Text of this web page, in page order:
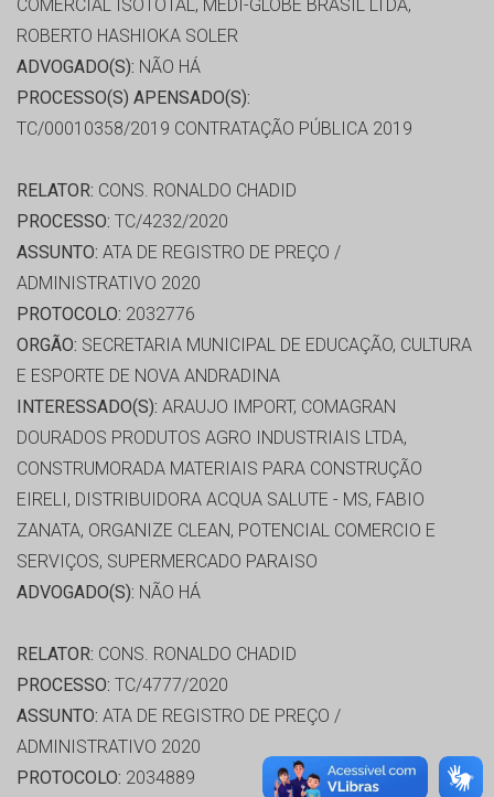
COMERCIAL ISOTOTAL, MEDI-GLOBE BRASIL LTDA,
ROBERTO HASHIOKA SOLER
ADVOGADO(S): NÃO HÁ
PROCESSO(S) APENSADO(S):
TC/00010358/2019 CONTRATAÇÃO PÚBLICA 2019
RELATOR: CONS. RONALDO CHADID
PROCESSO: TC/4232/2020
ASSUNTO: ATA DE REGISTRO DE PREÇO /
ADMINISTRATIVO 2020
PROTOCOLO: 2032776
ORGÃO: SECRETARIA MUNICIPAL DE EDUCAÇÃO, CULTURA
E ESPORTE DE NOVA ANDRADINA
INTERESSADO(S): ARAUJO IMPORT, COMAGRAN
DOURADOS PRODUTOS AGRO INDUSTRIAIS LTDA,
CONSTRUMORADA MATERIAIS PARA CONSTRUÇÃO
EIRELI, DISTRIBUIDORA ACQUA SALUTE - MS, FABIO
ZANATA, ORGANIZE CLEAN, POTENCIAL COMERCIO E
SERVIÇOS, SUPERMERCADO PARAISO
ADVOGADO(S): NÃO HÁ
RELATOR: CONS. RONALDO CHADID
PROCESSO: TC/4777/2020
ASSUNTO: ATA DE REGISTRO DE PREÇO /
ADMINISTRATIVO 2020
PROTOCOLO: 2034889